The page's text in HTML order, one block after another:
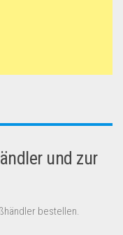
und zur
bestellen.